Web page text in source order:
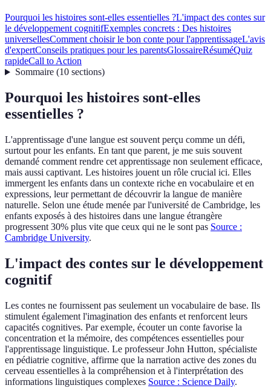
Pourquoi les histoires sont-elles essentielles ?L'impact des contes sur
le développement cognitifExemples concrets : Des histoires
universellesComment choisir le bon conte pour l'apprentissageL'avis
d'expertConseils pratiques pour les parentsGlossaireRésuméQuiz
rapideCall to Action
Sommaire(10 sections)
Pourquoi les histoires sont-elles
essentielles ?
L'apprentissage d'une langue est souvent perçu comme un défi,
surtout pour les enfants. En tant que parent, je me suis souvent
demandé comment rendre cet apprentissage non seulement efficace,
mais aussi captivant. Les histoires jouent un rôle crucial ici. Elles
immergent les enfants dans un contexte riche en vocabulaire et en
expressions, leur permettant de découvrir la langue de manière
naturelle. Selon une étude menée par l'université de Cambridge, les
enfants exposés à des histoires dans une langue étrangère
progressent 30% plus vite que ceux qui ne le sont pas Source :
Cambridge University.
L'impact des contes sur le développement
cognitif
Les contes ne fournissent pas seulement un vocabulaire de base. Ils
stimulent également l'imagination des enfants et renforcent leurs
capacités cognitives. Par exemple, écouter un conte favorise la
concentration et la mémoire, des compétences essentielles pour
l'apprentissage linguistique. Le professeur John Hutton, spécialiste
en pédiatrie cognitive, affirme que la narration active des zones du
cerveau essentielles à la compréhension et à l'interprétation des
informations linguistiques complexes Source : Science Daily.